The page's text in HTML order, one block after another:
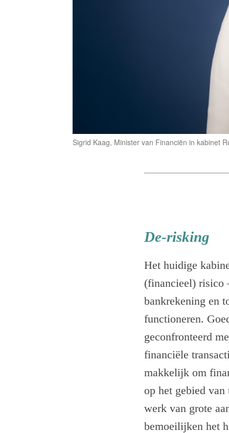
Sigrid Kaag, Minister van Financiën in kabinet
De-risking
Het huidige
(financieel) risico
bankrekening en
functioneren.
geconfronteerd
financiële
makkelijk om
op het gebied van
werk van grote
bemoeilijken het